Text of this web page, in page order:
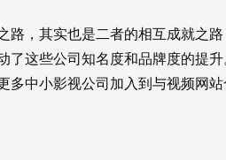
路，其实也是二者的相互成就之
了这些公司知名度和品牌度的提
中小影视公司加入到与视频网站